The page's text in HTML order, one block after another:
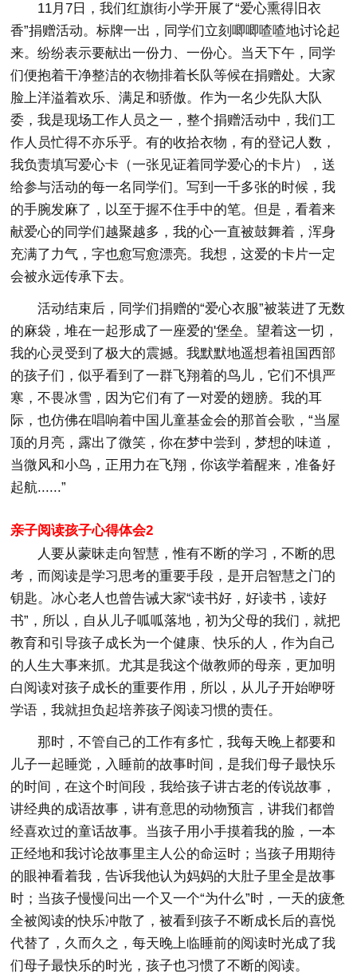
11月7日，我们红旗街小学开展了“爱心熏得旧衣
香”捐赠活动。标牌一出，同学们立刻唧唧喳喳地讨论起
来。纷纷表示要献出一份力、一份心。当天下午，同学
们便抱着干净整洁的衣物排着长队等候在捐赠处。大家
脸上洋溢着欢乐、满足和骄傲。作为一名少先队大队
委，我是现场工作人员之一，整个捐赠活动中，我们工
作人员忙得不亦乐乎。有的收拾衣物，有的登记人数，
我负责填写爱心卡（一张见证着同学爱心的卡片），送
给参与活动的每一名同学们。写到一千多张的时候，我
的手腕发麻了，以至于握不住手中的笔。但是，看着来
献爱心的同学们越聚越多，我的心一直被鼓舞着，浑身
充满了力气，字也愈写愈漂亮。我想，这爱的卡片一定
会被永远传承下去。
活动结束后，同学们捐赠的“爱心衣服”被装进了无数
的麻袋，堆在一起形成了一座爱的'堡垒。望着这一切，
我的心灵受到了极大的震撼。我默默地遥想着祖国西部
的孩子们，似乎看到了一群飞翔着的鸟儿，它们不惧严
寒，不畏冰雪，因为它们有了一对爱的翅膀。我的耳
际，也仿佛在唱响着中国儿童基金会的那首会歌，“当屋
顶的月亮，露出了微笑，你在梦中尝到，梦想的味道，
当微风和小鸟，正用力在飞翔，你该学着醒来，准备好
起航......”
亲子阅读孩子心得体会2
人要从蒙昧走向智慧，惟有不断的学习，不断的思
考，而阅读是学习思考的重要手段，是开启智慧之门的
钥匙。冰心老人也曾告诫大家“读书好，好读书，读好
书”，所以，自从儿子呱呱落地，初为父母的我们，就把
教育和引导孩子成长为一个健康、快乐的人，作为自己
的人生大事来抓。尤其是我这个做教师的母亲，更加明
白阅读对孩子成长的重要作用，所以，从儿子开始咿呀
学语，我就担负起培养孩子阅读习惯的责任。
那时，不管自己的工作有多忙，我每天晚上都要和
儿子一起睡觉，入睡前的故事时间，是我们母子最快乐
的时间，在这个时间段，我给孩子讲古老的传说故事，
讲经典的成语故事，讲有意思的动物预言，讲我们都曾
经喜欢过的童话故事。当孩子用小手摸着我的脸，一本
正经地和我讨论故事里主人公的命运时；当孩子用期待
的眼神看着我，告诉我他认为妈妈的大肚子里全是故事
时；当孩子慢慢问出一个又一个“为什么”时，一天的疲惫
全被阅读的快乐冲散了，被看到孩子不断成长后的喜悦
代替了，久而久之，每天晚上临睡前的阅读时光成了我
们母子最快乐的时光，孩子也习惯了不断的阅读。